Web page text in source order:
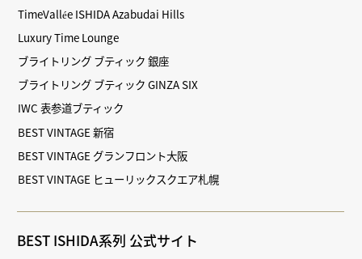
TimeVallée ISHIDA Azabudai Hills
Luxury Time Lounge
ブライトリング ブティック 銀座
ブライトリング ブティック GINZA SIX
IWC 表参道ブティック
BEST VINTAGE 新宿
BEST VINTAGE グランフロント大阪
BEST VINTAGE ヒューリックスクエア札幌
BEST ISHIDA系列 公式サイト